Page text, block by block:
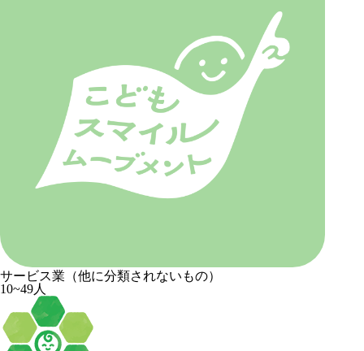
サービス業（他に分類されないもの）
10~49人